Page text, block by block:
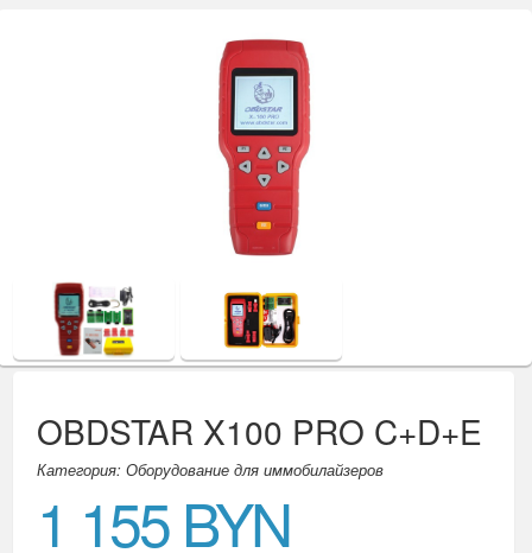
OBDSTAR X100 PRO C+D+E
Категория: Оборудование для иммобилайзеров
1 155 BYN